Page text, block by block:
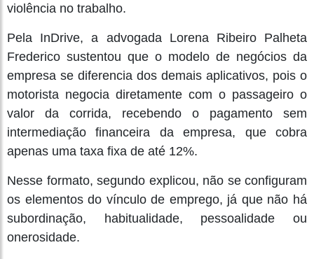
violência no trabalho.
Pela InDrive, a advogada Lorena Ribeiro Palheta
Frederico sustentou que o modelo de negócios da
empresa se diferencia dos demais aplicativos, pois o
motorista negocia diretamente com o passageiro o
valor da corrida, recebendo o pagamento sem
intermediação financeira da empresa, que cobra
apenas uma taxa fixa de até 12%.
Nesse formato, segundo explicou, não se configuram
os elementos do vínculo de emprego, já que não há
subordinação, habitualidade, pessoalidade ou
onerosidade.